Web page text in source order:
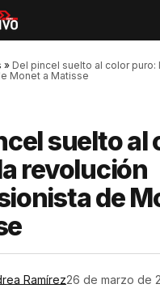
» Del pincel suelto al color puro:
Monet a Matisse
suelto al
revolución
de
Ramírez26 de marzo de